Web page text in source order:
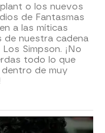
o los nuevos
de Fantasmas
a las míticas
de nuestra cadena
Simpson. ¡No
todo lo que
dentro de muy